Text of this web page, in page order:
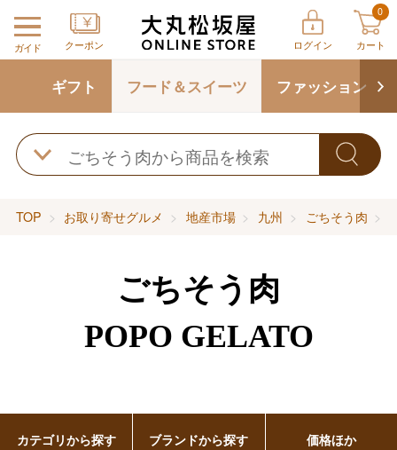
ガイド クーポン ログイン
0
カート
ギフト フード＆スイーツ ファッション
TOP お取り寄せグルメ 地産市場 九州 ごちそう肉
ごちそう肉
POPO GELATO
カテゴリから探す ブランドから探す 価格ほか